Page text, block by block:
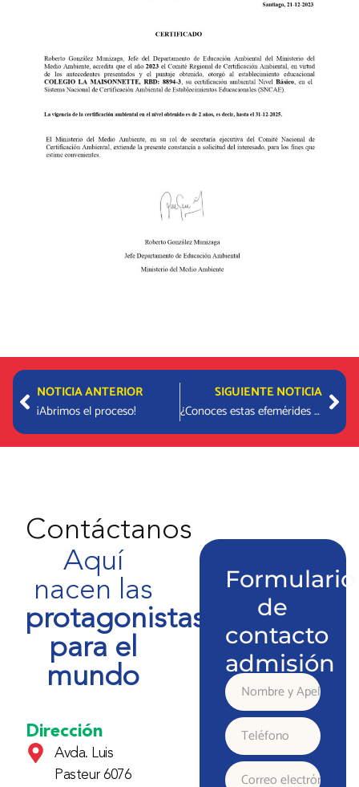
PrevNOTICIA ANTERIOR
¡Abrimos el proceso!
SIGUIENTE NOTICIA
¿Conoces estas efemérides ambientales?
Contáctanos
Aquí
nacen las
protagonistas
para el
mundo
Dirección
Avda. Luis
Pasteur 6076
Formulario
de
contacto
admisión
Nombre
y
Apellido
Teléfono
Correo